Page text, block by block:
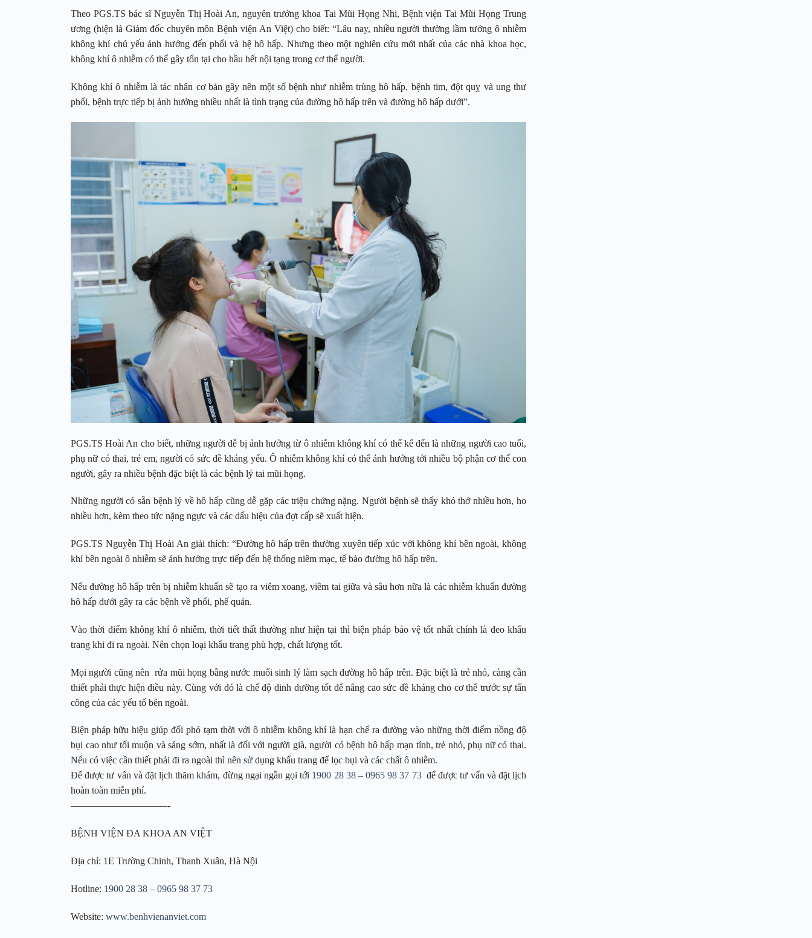
Theo PGS.TS bác sĩ Nguyễn Thị Hoài An, nguyên trưởng khoa Tai Mũi Họng Nhi, Bệnh viện Tai Mũi Họng Trung
ương (hiện là Giám đốc chuyên môn Bệnh viện An Việt) cho biết: “Lâu nay, nhiều người thường lầm tưởng ô nhiễm
không khí chủ yếu ảnh hưởng đến phổi và hệ hô hấp. Nhưng theo một nghiên cứu mới nhất của các nhà khoa học,
không khí ô nhiễm có thể gây tổn tại cho hầu hết nội tạng trong cơ thể người.
Không khí ô nhiễm là tác nhân cơ bản gây nên một số bệnh như nhiễm trùng hô hấp, bệnh tim, đột quỵ và ung thư
phổi, bệnh trực tiếp bị ảnh hưởng nhiều nhất là tình trạng của đường hô hấp trên và đường hô hấp dưới”.
PGS.TS Hoài An cho biết, những người dễ bị ảnh hưởng từ ô nhiễm không khí có thể kể đến là những người cao tuổi,
phụ nữ có thai, trẻ em, người có sức đề kháng yếu. Ô nhiễm không khí có thể ảnh hưởng tới nhiều bộ phận cơ thể con
người, gây ra nhiều bệnh đặc biệt là các bệnh lý tai mũi họng.
Những người có sẵn bệnh lý về hô hấp cũng dễ gặp các triệu chứng nặng. Người bệnh sẽ thấy khó thở nhiều hơn, ho
nhiều hơn, kèm theo tức nặng ngực và các dấu hiệu của đợt cấp sẽ xuất hiện.
PGS.TS Nguyễn Thị Hoài An giải thích: “Đường hô hấp trên thường xuyên tiếp xúc với không khí bên ngoài, không
khí bên ngoài ô nhiễm sẽ ảnh hưởng trực tiếp đến hệ thống niêm mạc, tế bào đường hô hấp trên.
Nếu đường hô hấp trên bị nhiễm khuẩn sẽ tạo ra viêm xoang, viêm tai giữa và sâu hơn nữa là các nhiễm khuẩn đường
hô hấp dưới gây ra các bệnh về phổi, phế quản.
Vào thời điểm không khí ô nhiễm, thời tiết thất thường như hiện tại thì biện pháp bảo vệ tốt nhất chính là đeo khẩu
trang khi đi ra ngoài. Nên chọn loại khẩu trang phù hợp, chất lượng tốt.
Mọi người cũng nên rửa mũi họng bằng nước muối sinh lý làm sạch đường hô hấp trên. Đặc biệt là trẻ nhỏ, càng cần
thiết phải thực hiện điều này. Cùng với đó là chế độ dinh dưỡng tốt để nâng cao sức đề kháng cho cơ thể trước sự tấn
công của các yếu tố bên ngoài.
Biện pháp hữu hiệu giúp đối phó tạm thời với ô nhiễm không khí là hạn chế ra đường vào những thời điểm nồng độ
bụi cao như tối muộn và sáng sớm, nhất là đối với người già, người có bệnh hô hấp mạn tính, trẻ nhỏ, phụ nữ có thai.
Nếu có việc cần thiết phải đi ra ngoài thì nên sử dụng khẩu trang để lọc bụi và các chất ô nhiễm.
Để được tư vấn và đặt lịch thăm khám, đừng ngại ngần gọi tới 1900 28 38–0965 98 37 73để được tư vấn và đặt lịch
hoàn toàn miễn phí.
——————————-
BỆNH VIỆN ĐA KHOA AN VIỆT
Địa chỉ: 1E Trường Chinh, Thanh Xuân, Hà Nội
Hotline: 1900 28 38 – 0965 98 37 73
Website: www.benhvienanviet.com